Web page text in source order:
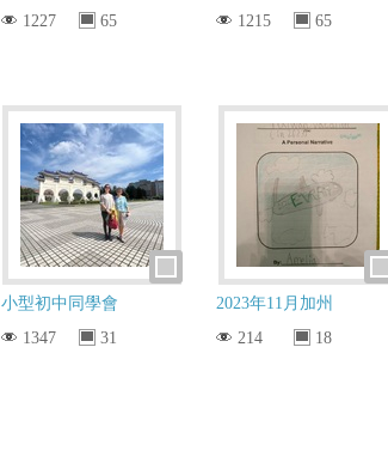
1227
65
1215
65
小型初中同學會
1347
31
2023年11月加州
214
18